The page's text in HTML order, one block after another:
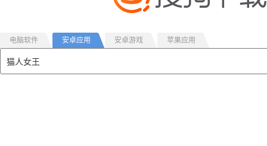
电脑软件 安卓应用 安卓游戏 苹果应用